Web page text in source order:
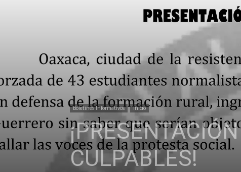
Boletines Informativos Inicio
CULPABLES!